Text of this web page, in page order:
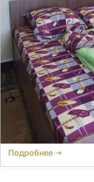
Гостевой
Отзывов нет ● 4
Время заселения:4
Время выселения:
Подробнее ➝